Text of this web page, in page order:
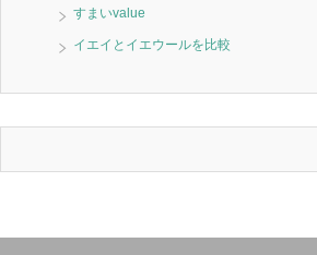
すまいvalue
イエイとイエウールを比較